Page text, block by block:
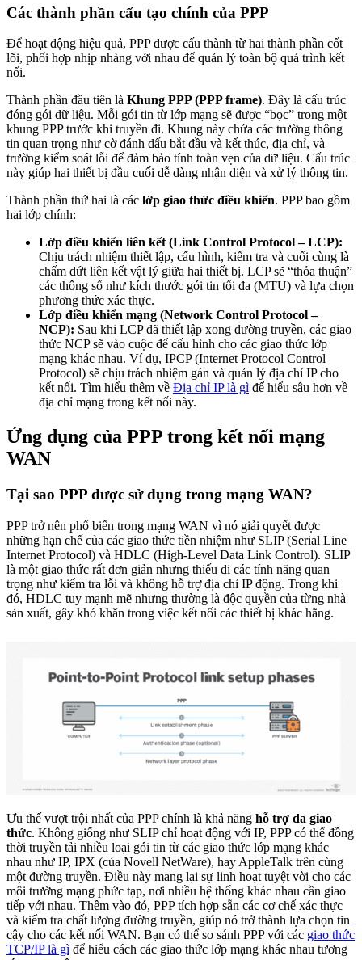
Các thành phần cấu tạo chính của PPP
Để hoạt động hiệu quả, PPP được cấu thành từ hai thành phần cốt
lõi, phối hợp nhịp nhàng với nhau để quản lý toàn bộ quá trình kết
nối.
Thành phần đầu tiên là Khung PPP (PPP frame). Đây là cấu trúc
đóng gói dữ liệu. Mỗi gói tin từ lớp mạng sẽ được “bọc” trong một
khung PPP trước khi truyền đi. Khung này chứa các trường thông
tin quan trọng như cờ đánh dấu bắt đầu và kết thúc, địa chỉ, và
trường kiểm soát lỗi để đảm bảo tính toàn vẹn của dữ liệu. Cấu trúc
này giúp hai thiết bị đầu cuối dễ dàng nhận diện và xử lý thông tin.
Thành phần thứ hai là các lớp giao thức điều khiển. PPP bao gồm
hai lớp chính:
Lớp điều khiển liên kết (Link Control Protocol – LCP):
Chịu trách nhiệm thiết lập, cấu hình, kiểm tra và cuối cùng là
chấm dứt liên kết vật lý giữa hai thiết bị. LCP sẽ “thỏa thuận”
các thông số như kích thước gói tin tối đa (MTU) và lựa chọn
phương thức xác thực.
Lớp điều khiển mạng (Network Control Protocol –
NCP): Sau khi LCP đã thiết lập xong đường truyền, các giao
thức NCP sẽ vào cuộc để cấu hình cho các giao thức lớp
mạng khác nhau. Ví dụ, IPCP (Internet Protocol Control
Protocol) sẽ chịu trách nhiệm gán và quản lý địa chỉ IP cho
kết nối. Tìm hiểu thêm về Địa chỉ IP là gì để hiểu sâu hơn về
địa chỉ mạng trong kết nối này.
Ứng dụng của PPP trong kết nối mạng
WAN
Tại sao PPP được sử dụng trong mạng WAN?
PPP trở nên phổ biến trong mạng WAN vì nó giải quyết được
những hạn chế của các giao thức tiền nhiệm như SLIP (Serial Line
Internet Protocol) và HDLC (High-Level Data Link Control). SLIP
là một giao thức rất đơn giản nhưng thiếu đi các tính năng quan
trọng như kiểm tra lỗi và không hỗ trợ địa chỉ IP động. Trong khi
đó, HDLC tuy mạnh mẽ nhưng thường là độc quyền của từng nhà
sản xuất, gây khó khăn trong việc kết nối các thiết bị khác hãng.
Ưu thế vượt trội nhất của PPP chính là khả năng hỗ trợ đa giao
thức. Không giống như SLIP chỉ hoạt động với IP, PPP có thể đồng
thời truyền tải nhiều loại gói tin từ các giao thức lớp mạng khác
nhau như IP, IPX (của Novell NetWare), hay AppleTalk trên cùng
một đường truyền. Điều này mang lại sự linh hoạt tuyệt vời cho các
môi trường mạng phức tạp, nơi nhiều hệ thống khác nhau cần giao
tiếp với nhau. Thêm vào đó, PPP tích hợp sẵn các cơ chế xác thực
và kiểm tra chất lượng đường truyền, giúp nó trở thành lựa chọn tin
cậy cho các kết nối WAN. Bạn có thể so sánh PPP với các giao thức
TCP/IP là gì để hiểu cách các giao thức lớp mạng khác nhau tương